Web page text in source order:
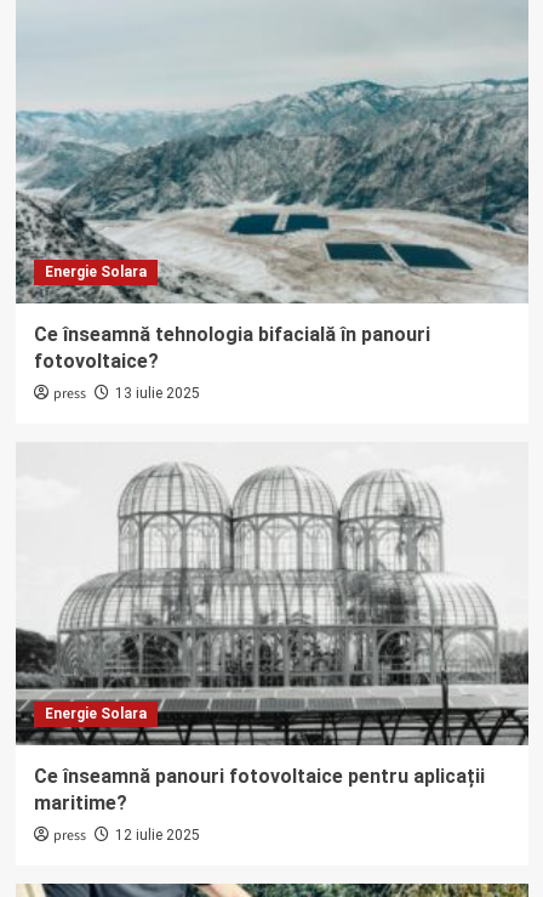
Energie Solara
Ce înseamnă tehnologia bifacială în panouri
fotovoltaice?
press 13 iulie 2025
Energie Solara
Ce înseamnă panouri fotovoltaice pentru aplicații
maritime?
press 12 iulie 2025